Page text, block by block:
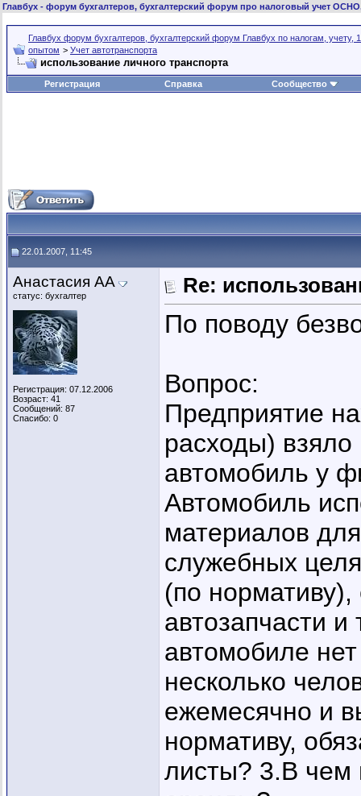
Главбух - форум бухгалтеров, бухгалтерский форум про налоговый учет
Главбух форум бухгалтеров, бухгалтерский форум Главбух по налогам, учету,
опытом > Учет автотранспорта
использование личного транспорта
Регистрация Справка Сообщество
22.01.2007, 11:45
Анастасия АА
статус: бухгалтер
Регистрация: 07.12.2006
Возраст: 41
Сообщений: 87
Спасибо: 0
Re:
По поводу
Вопрос:
Предприятие
расходы) взяло
автомобиль у
Автомобиль
материалов
служебных
(по нормативу),
автозапчасти
автомобиле нет
несколько
ежемесячно и
нормативу,
листы? 3.В чем